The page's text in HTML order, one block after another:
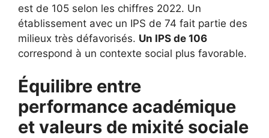
est de 105 selon les chiffres 2022. Un
établissement avec un IPS de 74 fait partie des
milieux très défavorisés. Un IPS de 106
correspond à un contexte social plus favorable.
Équilibre entre
performance académique
et valeurs de mixité sociale